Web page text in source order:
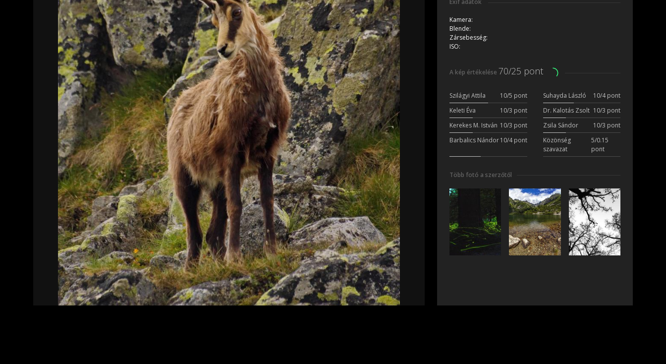
Exif adatok
Kamera:
Blende:
Zársebesség:
ISO:
A kép értékelése 70/25 pont
Szilágyi Attila 10/5 pont Suhayda László
10/4 pont
Keleti Éva
10/3 pont Dr. Kalotás Zsolt 10/3 pont
Kerekes M. István 10/3 pont Zsila Sándor
10/3 pont
Barbalics Nándor10/4 pont
Közönség
szavazat
5/0.15
pont
Több fotó a szerzőtől